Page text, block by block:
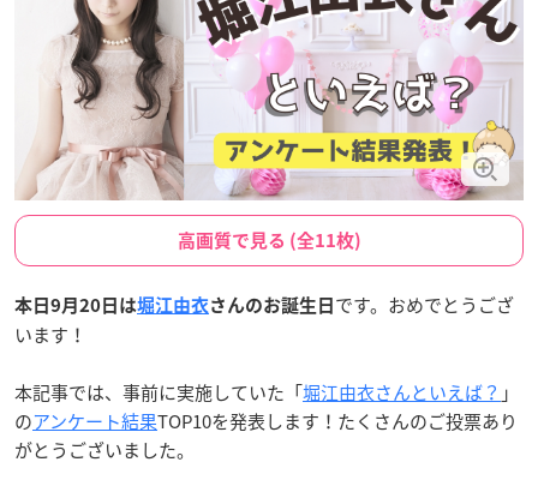
高画質で見る (全11枚)
本日9月20日は堀江由衣 さんのお誕生日 です。おめでとうござ
います！
本記事では、事前に実施していた「堀江由衣さんといえば？ 」
のアンケート結果TOP10を発表します！たくさんのご投票あり
がとうございました。